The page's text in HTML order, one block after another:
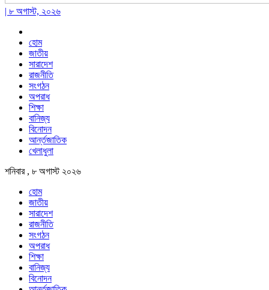
| ৮ অগাস্ট, ২০২৬
হোম
জাতীয়
সারাদেশ
রাজনীতি
সংগঠন
অপরাধ
শিক্ষা
বানিজ্য
বিনোদন
আর্ন্তজাতিক
খেলাধুলা
শনিবার , ৮ অগাস্ট ২০২৬
হোম
জাতীয়
সারাদেশ
রাজনীতি
সংগঠন
অপরাধ
শিক্ষা
বানিজ্য
বিনোদন